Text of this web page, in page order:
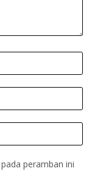
peramban ini